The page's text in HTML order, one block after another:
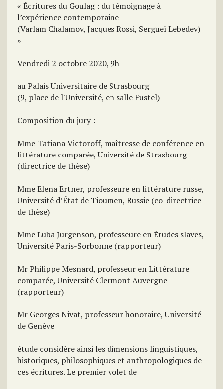
« Écritures du Goulag : du témoignage à
l’expérience contemporaine
(Varlam Chalamov, Jacques Rossi, Sergueï Lebedev)
»
Vendredi 2 octobre 2020, 9h
au Palais Universitaire de Strasbourg
(9, place de l'Université, en salle Fustel)
Composition du jury :
Mme Tatiana Victoroff, maîtresse de conférence en
littérature comparée, Université de Strasbourg
(directrice de thèse)
Mme Elena Ertner, professeure en littérature russe,
Université d’État de Tioumen, Russie (co-directrice
de thèse)
Mme Luba Jurgenson, professeure en Études slaves,
Université Paris-Sorbonne (rapporteur)
Mr Philippe Mesnard, professeur en Littérature
comparée, Université Clermont Auvergne
(rapporteur)
Mr Georges Nivat, professeur honoraire, Université
de Genève
étude considère ainsi les dimensions linguistiques,
historiques, philosophiques et anthropologiques de
ces écritures. Le premier volet de